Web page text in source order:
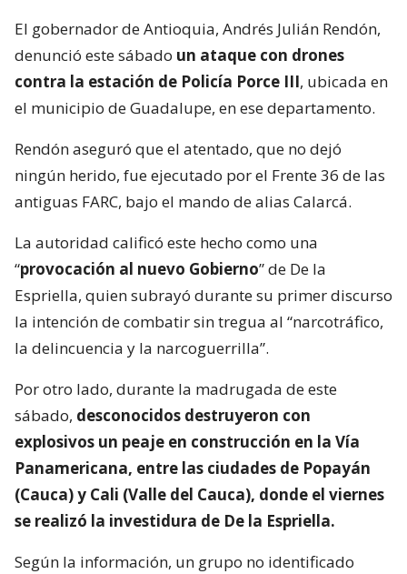
El gobernador de Antioquia, Andrés Julián Rendón,
denunció este sábado un ataque con drones
contra la estación de Policía Porce III, ubicada en
el municipio de Guadalupe, en ese departamento.
Rendón aseguró que el atentado, que no dejó
ningún herido, fue ejecutado por el Frente 36 de las
antiguas FARC, bajo el mando de alias Calarcá.
La autoridad calificó este hecho como una
“provocación al nuevo Gobierno” de De la
Espriella, quien subrayó durante su primer discurso
la intención de combatir sin tregua al “narcotráfico,
la delincuencia y la narcoguerrilla”.
Por otro lado, durante la madrugada de este
sábado, desconocidos destruyeron con
explosivos un peaje en construcción en la Vía
Panamericana, entre las ciudades de Popayán
(Cauca) y Cali (Valle del Cauca), donde el viernes
se realizó la investidura de De la Espriella.
Según la información, un grupo no identificado